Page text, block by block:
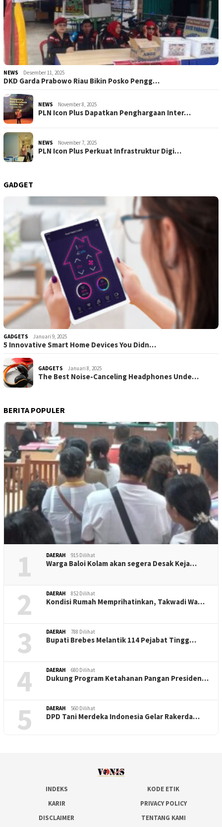
NEWS Desember 11, 2025
DKD Garda Prabowo Riau Bikin Posko Pengg…
NEWS November 8, 2025
PLN Icon Plus Dapatkan Penghargaan Inter…
NEWS November 7, 2025
PLN Icon Plus Perkuat Infrastruktur Digi…
GADGET
GADGETS Januari 9, 2025
5 Innovative Smart Home Devices You Didn…
GADGETS Januari 8, 2025
The Best Noise-Canceling Headphones Unde…
BERITA POPULER
1 DAERAH 915 Dilihat
Warga Baloi Kolam akan segera Desak Keja…
2 DAERAH 852 Dilihat
Kondisi Rumah Memprihatinkan, Takwadi Wa…
3 DAERAH 788 Dilihat
Bupati Brebes Melantik 114 Pejabat Tingg…
4 DAERAH 680 Dilihat
Dukung Program Ketahanan Pangan Presiden…
5 DAERAH 560 Dilihat
DPD Tani Merdeka Indonesia Gelar Rakerda…
INDEKS
KODE ETIK
KARIR
PRIVACY POLICY
DISCLAIMER
TENTANG KAMI